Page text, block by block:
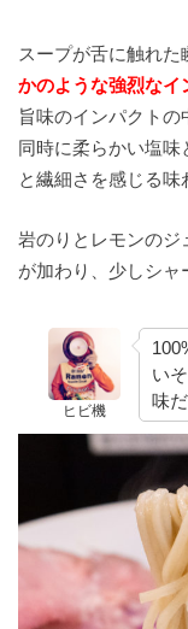
スープが舌に触れた
かのような強烈なイ
旨味のインパクト
同時に柔らかい塩味
と繊細さを感じる味
岩のりとレモンのジ
が加わり、少しシャ
ヒビ機
い
味